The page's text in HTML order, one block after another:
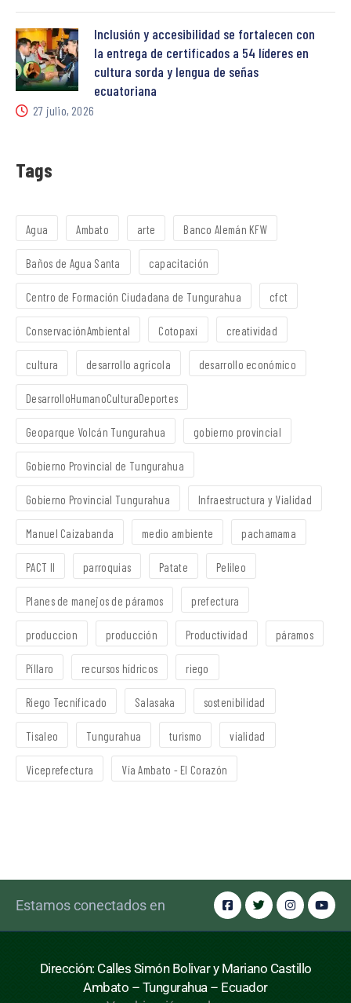
Inclusión y accesibilidad se fortalecen con
la entrega de certificados a 54 líderes en
cultura sorda y lengua de señas
ecuatoriana
27 julio, 2026
Tags
Agua Ambato arte Banco Alemán KFW
Baños de Agua Santa capacitación
Centro de Formación Ciudadana de Tungurahua cfct
ConservaciónAmbiental Cotopaxi creatividad
cultura desarrollo agrícola desarrollo económico
DesarrolloHumanoCulturaDeportes
Geoparque Volcán Tungurahua gobierno provincial
Gobierno Provincial de Tungurahua
Gobierno Provincial Tungurahua Infraestructura y Vialidad
Manuel Caizabanda medio ambiente pachamama
PACT II parroquias Patate Pelileo
Planes de manejos de páramos prefectura
produccion producción Productividad páramos
Píllaro recursos hídricos riego
Riego Tecnificado Salasaka sostenibilidad
Tisaleo Tungurahua turismo vialidad
Viceprefectura Vía Ambato - El Corazón
Estamos conectados en
Dirección: Calles Simón Bolivar y Mariano Castillo
Ambato – Tungurahua – Ecuador